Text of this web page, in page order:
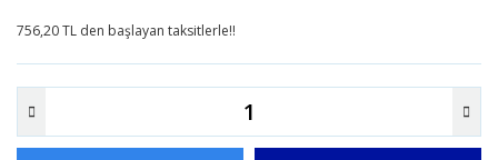
756,20 TL den başlayan taksitlerle!!